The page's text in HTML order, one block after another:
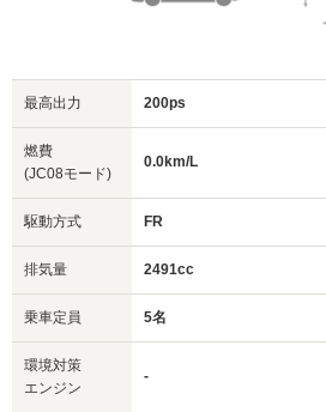
最高出力 200ps
燃費
(JC08モード)
0.0km/L
駆動方式 FR
排気量 2491cc
乗車定員 5名
環境対策
エンジン
-